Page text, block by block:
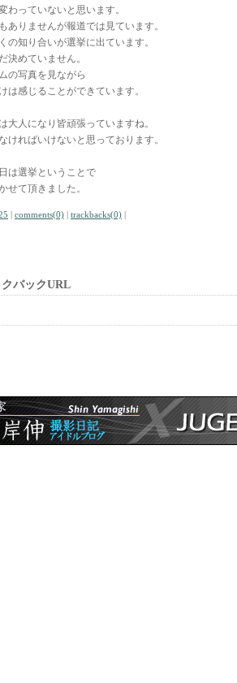
わっていないと思います。
ありませんが報道では見ています。
の知り合いが選挙に出ています。
決めていません。
の写真を見ながら
は感じることができています。
大人になり皆頑張っていますね。
ければいけないと思っております。
は選挙ということで
せて頂きました。
| comments(0) | trackbacks(0) |
バックURL